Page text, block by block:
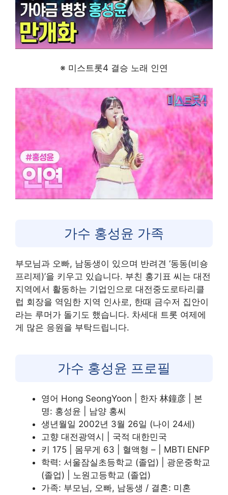
※ 미스트롯4 결승 노래 인연
가수 홍성윤 가족
부모님과 오빠, 남동생이 있으며 반려견 ‘동동(비숑
프리제)’을 키우고 있습니다. 부친 홍기표 씨는 대전
지역에서 활동하는 기업인으로 대전중도로타리클
럽 회장을 역임한 지역 인사로, 한때 금수저 집안이
라는 루머가 돌기도 했습니다. 차세대 트롯 여제에
게 많은 응원을 부탁드립니다.
가수 홍성윤 프로필
영어 Hong SeongYoon | 한자 林鐘彦 | 본
명: 홍성윤 | 남양 홍씨
생년월일 2002년 3월 26일 (나이 24세)
고향 대전광역시 | 국적 대한민국
키 175 | 몸무게 63 | 혈액형 – | MBTI ENFP
학력: 서울잠실초등학교 (졸업) | 광운중학교
(졸업) | 노원고등학교 (졸업)
가족: 부모님, 오빠, 남동생 / 결혼: 미혼